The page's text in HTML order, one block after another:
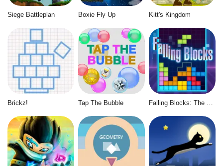
Siege Battleplan Boxie Fly Up Kitt's Kingdom
Brickz! Tap The Bubble Falling Blocks: The Tetris Game